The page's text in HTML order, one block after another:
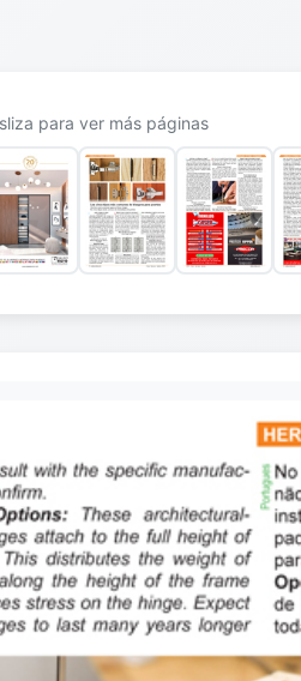
para ver más páginas